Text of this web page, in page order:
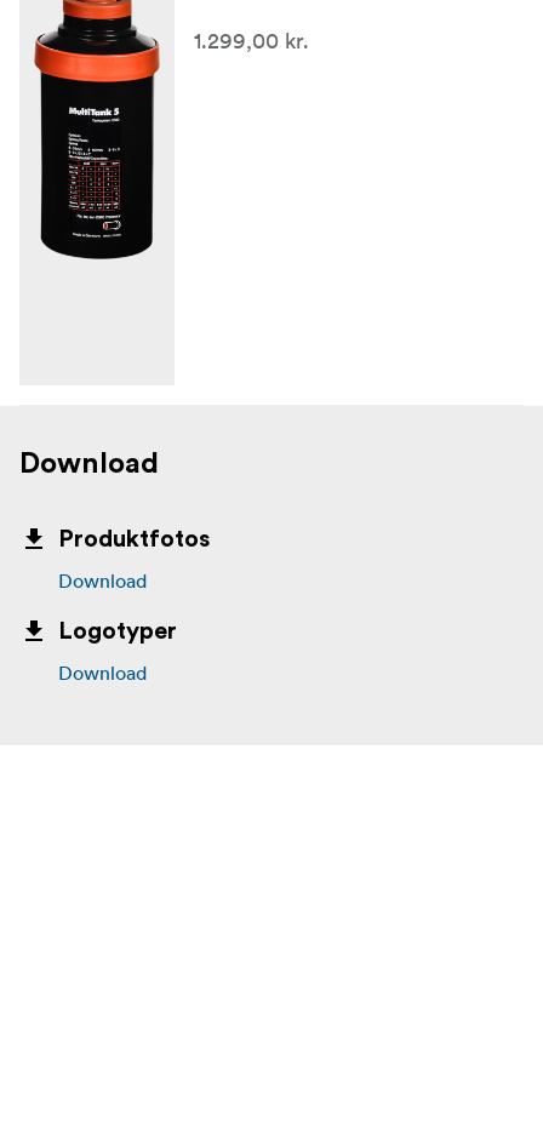
1.299,00 kr.
Download
Produktfotos
Download
Logotyper
Download